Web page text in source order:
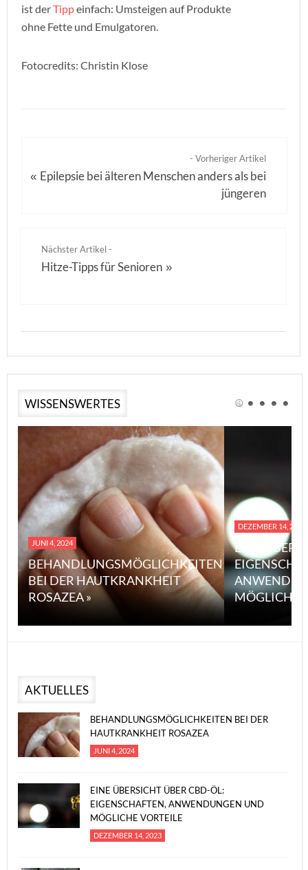
ist derTippeinfach: Umsteigen auf Produkte
ohne Fette und Emulgatoren.
Fotocredits: Christin Klose
- Vorheriger Artikel
« Epilepsie bei älteren Menschen anders als bei
jüngeren
Nächster Artikel -
Hitze-Tipps für Senioren »
WISSENSWERTES
JUNI 4, 2024
BEHANDLUNGSMÖGLICHKEITEN
BEI DER HAUTKRANKHEIT
ROSAZEA »
DEZEMBER 14, 2023
EINE
MÖGLICHE
AKTUELLES
BEHANDLUNGSMÖGLICHKEITEN BEI DER
HAUTKRANKHEIT ROSAZEA
JUNI 4, 2024
EINE ÜBERSICHT ÜBER CBD-ÖL:
EIGENSCHAFTEN, ANWENDUNGEN UND
MÖGLICHE VORTEILE
DEZEMBER 14, 2023